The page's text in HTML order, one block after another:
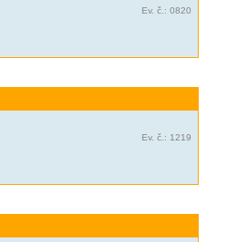
Ev. č.: 0820
Ev. č.: 1219